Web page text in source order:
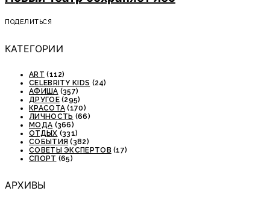
ПОДЕЛИТЬСЯ
КАТЕГОРИИ
ART (112)
CELEBRITY KIDS (24)
АФИША (357)
ДРУГОЕ(295)
КРАСОТА (170)
ЛИЧНОСТЬ (66)
МОДА (366)
ОТДЫХ (331)
СОБЫТИЯ (382)
СОВЕТЫ ЭКСПЕРТОВ (17)
СПОРТ (65)
АРХИВЫ